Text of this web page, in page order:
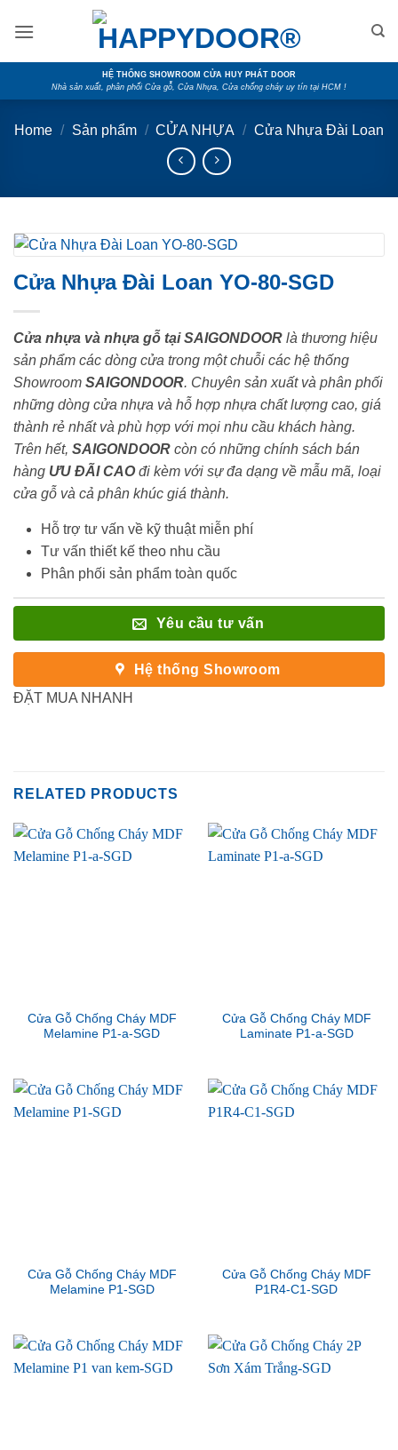
HỆ THỐNG SHOWROOM CỬA HUY PHÁT DOOR
Nhà sản xuất, phân phối Cửa gỗ, Cửa Nhựa, Cửa chống cháy uy tín tại HCM !
Home / Sản phẩm / CỬA NHỰA / Cửa Nhựa Đài Loan
Cửa Nhựa Đài Loan YO-80-SGD
Cửa nhựa và nhựa gỗ tại SAIGONDOOR là thương hiệu
sản phẩm các dòng cửa trong một chuỗi các hệ thống
Showroom SAIGONDOOR. Chuyên sản xuất và phân phối
những dòng cửa nhựa và hỗ hợp nhựa chất lượng cao, giá
thành rẻ nhất và phù hợp với mọi nhu cầu khách hàng.
Trên hết, SAIGONDOOR còn có những chính sách bán
hàng ƯU ĐÃI CAOđi kèm với sự đa dạng về mẫu mã, loại
cửa gỗ và cả phân khúc giá thành.
Hỗ trợ tư vấn về kỹ thuật miễn phí
Tư vấn thiết kế theo nhu cầu
Phân phối sản phẩm toàn quốc
Yêu cầu tư vấn
Hệ thống Showroom
ĐẶT MUA NHANH
RELATED PRODUCTS
Cửa Gỗ Chống Cháy MDF
Melamine P1-a-SGD
Cửa Gỗ Chống Cháy MDF
Laminate P1-a-SGD
Cửa Gỗ Chống Cháy MDF
Melamine P1-SGD
Cửa Gỗ Chống Cháy MDF
P1R4-C1-SGD